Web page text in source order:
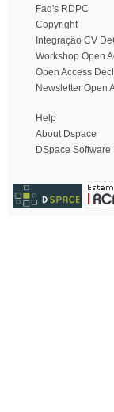
Faq's RDPC
Copyright
Integração CV
Workshop Open
Open Access
Newsletter Open
Help
About Dspace
DSpace Software